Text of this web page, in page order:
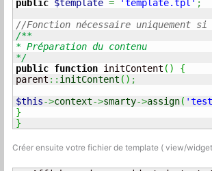
public $template = 'template.tpl' ;
//Fonction nécessaire uniquement
/**
* Préparation du contenu
*/
public function initContent ( )
{
parent :: initContent ( ) ;
$this->context->smarty->assign(
}
}
Créer ensuite votre fichier de template ( view/